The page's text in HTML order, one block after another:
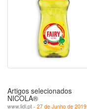
Artigos selecionados
NICOLA®
www.lidl.pt - 27 de Junho de 2019